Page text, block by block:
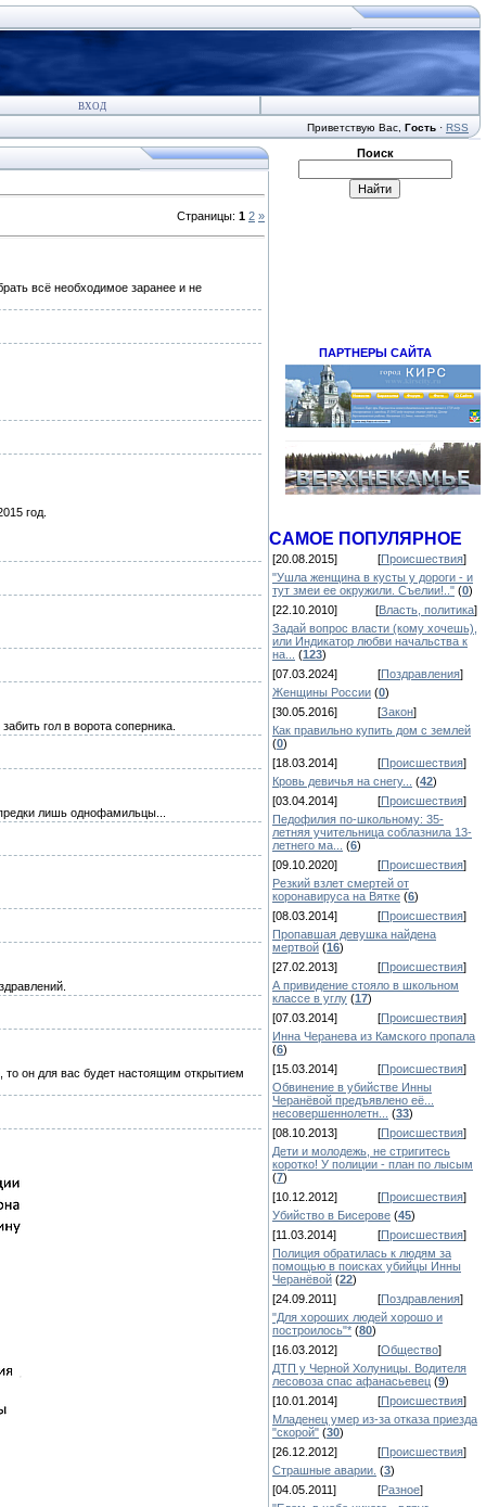
ВХОД
Приветствую Вас Гость · RSS
Страницы: 1 2 »
всё необходимое заранее и не
год.
гол в ворота соперника.
лишь однофамильцы...
то он для вас будет настоящим открытием
Поиск
ПАРТНЕРЫ САЙТА
САМОЕ ПОПУЛЯРНОЕ
[20.08.2015] [Происшествия]
"Ушла женщина в кусты у дороги - и
тут змеи ее окружили. Съелии!.." (0)
[22.10.2010]
[Власть, политика]
Задай вопрос власти (кому хочешь),
или Индикатор любви начальства к
на...
(123)
[07.03.2024]
[Поздравления]
Женщины России (0)
[30.05.2016]
[Закон]
Как правильно купить дом с землей
(0)
[18.03.2014]
[Происшествия]
Кровь девичья на снегу...
(42)
[03.04.2014]
[Происшествия]
Педофилия по-школьному: 35-
летняя учительница соблазнила 13-
летнего ма...
(6)
[09.10.2020]
[Происшествия]
Резкий взлет смертей от
коронавируса на Вятке (6)
[08.03.2014]
[Происшествия]
Пропавшая девушка найдена
мертвой (16)
[27.02.2013]
[Происшествия]
А привидение стояло в школьном
классе в углу (17)
[07.03.2014]
[Происшествия]
Инна Черанева из Камского пропала
(6)
[15.03.2014]
[Происшествия]
Обвинение в убийстве Инны
Черанёвой предъявлено её...
несовершеннолетн...
(33)
[08.10.2013]
[Происшествия]
Дети и молодежь, не стригитесь
коротко! У полиции - план по лысым
(7)
[10.12.2012]
[Происшествия]
Убийство в Бисерове (45)
[11.03.2014]
[Происшествия]
Полиция обратилась к людям за
помощью в поисках убийцы Инны
Черанёвой (22)
[24.09.2011]
[Поздравления]
"Для хороших людей хорошо и
построилось"* (80)
[16.03.2012]
[Общество]
ДТП у Черной Холуницы. Водителя
лесовоза спас афанасьевец (9)
[10.01.2014]
[Происшествия]
Младенец умер из-за отказа приезда
"скорой" (30)
[26.12.2012]
[Происшествия]
Страшные аварии. (3)
[04.05.2011]
[Разное]